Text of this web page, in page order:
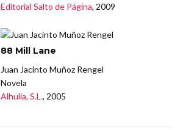
Editorial Salto de Página, 2009
88 Mill Lane
Juan Jacinto Muñoz Rengel
Novela
Alhulia, S.L., 2005